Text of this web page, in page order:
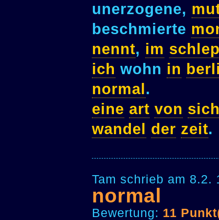
unerzogene,
beschmierte
nennt, im
ich wohn in
normal .
eine art von
wandel
der zeit.
Tam schrieb am 8.2.
normal
Bewertung: 11